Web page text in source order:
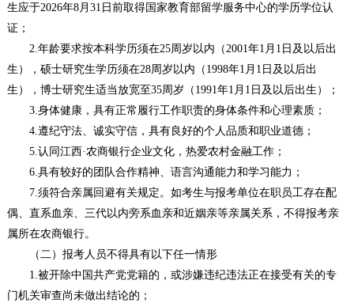
生应于2026年8月31日前取得国家教育部留学服务中心的学历学位认
证；
2.年龄要求按本科学历须在25周岁以内（2001年1月1日及以后出
生），硕士研究生学历须在28周岁以内（1998年1月1日及以后出
生），博士研究生适当放宽至35周岁（1991年1月1日及以后出生）；
3.身体健康，具有正常履行工作职责的身体条件和心理素质；
4.遵纪守法、诚实守信，具有良好的个人品质和职业道德；
5.认同江西·农商银行企业文化，热爱农村金融工作；
6.具有较好的团队合作精神、语言沟通能力和学习能力；
7.须符合亲属回避有关规定。如考生与报考单位在职员工存在配
偶、直系血亲、三代以内旁系血亲和近姻亲等亲属关系，不得报考亲
属所在农商银行。
（二）报考人员不得具有以下任一情形
1.被开除中国共产党党籍的，或涉嫌违纪违法正在接受有关的专
门机关审查尚未做出结论的；